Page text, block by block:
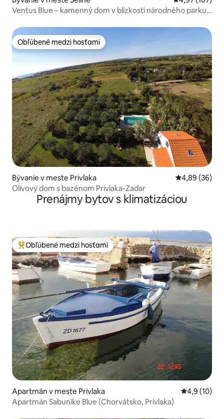
Ventus Blue – kamenný dom v blízkosti národného parku a
Obľúbené medzi hosťami
Obľúbené medzi hosťami
Bývanie v meste Privlaka Priemerné
4,89 (36)
Olivový dom s bazénom Privlaka-Zadar
Prenájmy bytov s klimatizáciou
Najobľúbenejšie medzi hosťami
Obľúbené medzi hosťami
Apartmán v meste Privlaka Priemerné
4,9 (10)
Apartmán Sabunike Blue (Chorvátsko, Privlaka)